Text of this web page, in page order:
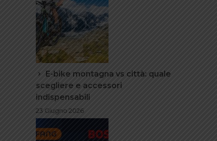
E-bike montagna vs città: quale
scegliere e accessori
indispensabili
23 Giugno 2026